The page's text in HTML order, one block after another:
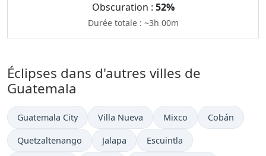
Obscuration : 52%
Durée totale : ~3h 00m
Éclipses dans d'autres villes de
Guatemala
Guatemala City Villa Nueva Mixco Cobán
Quetzaltenango Jalapa Escuintla